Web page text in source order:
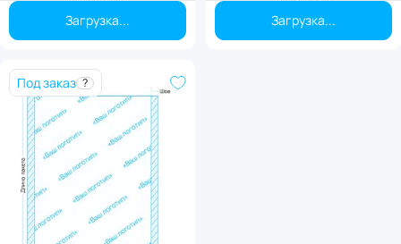
Загрузка... Загрузка...
Под заказ ?